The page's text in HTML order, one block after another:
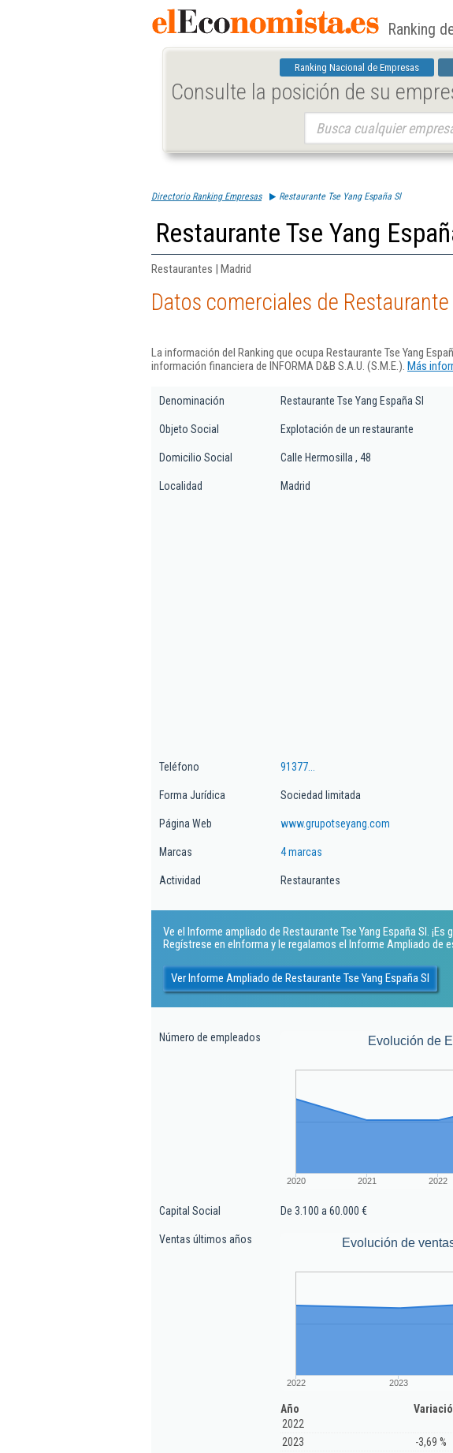
Ranking
Ranking Nacional de Empresas
Consulte la posición de su
Directorio Ranking Empresas Restaurante Tse Yang España Sl
Restaurante Tse Yang
Restaurantes | Madrid
Datos comerciales de Restaurante
La información del Ranking que ocupa Restaurante Tse Yang
información financiera de INFORMA D&B S.A.U. (S.M.E.). Más
Denominación Restaurante Tse Yang España Sl
Objeto Social Explotación de un restaurante
Domicilio Social Calle Hermosilla , 48
Localidad Madrid
Teléfono 91377...
Forma Jurídica Sociedad limitada
Página Web www.grupotseyang.com
Marcas 4 marcas
Actividad Restaurantes
Ve el Informe ampliado de Restaurante Tse Yang España Sl. ¡Es
Regístrese en eInforma y le regalamos el Informe Ampliado de
Ver Informe Ampliado de Restaurante Tse Yang España Sl
Número de empleados Evolución de
2020 2021 2022
Capital Social De 3.100 a 60.000 €
Ventas últimos años Evolución de
2022 2023
Año
2022
2023
-3,69 %